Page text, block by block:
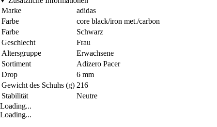
Marke
adidas
Farbe
core black/iron met./carbon
Farbe
Schwarz
Geschlecht
Frau
Altersgruppe
Erwachsene
Sortiment
Adizero Pacer
Drop
6 mm
Gewicht des Schuhs (g) 216
Stabilität
Neutre
Loading...
Loading...